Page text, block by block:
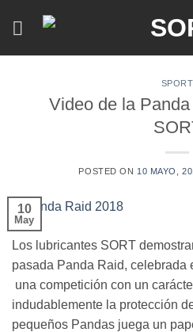
SPORT
Video de la
POSTED ON 10 MAYO,
10
May
Los lubricantes SORT
pasada Panda Raid, celebrada
una competición con un
indudablemente la protección
pequeños Pandas juega un